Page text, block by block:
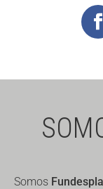
Somos
Fes un donatiu
Fes un donatiu